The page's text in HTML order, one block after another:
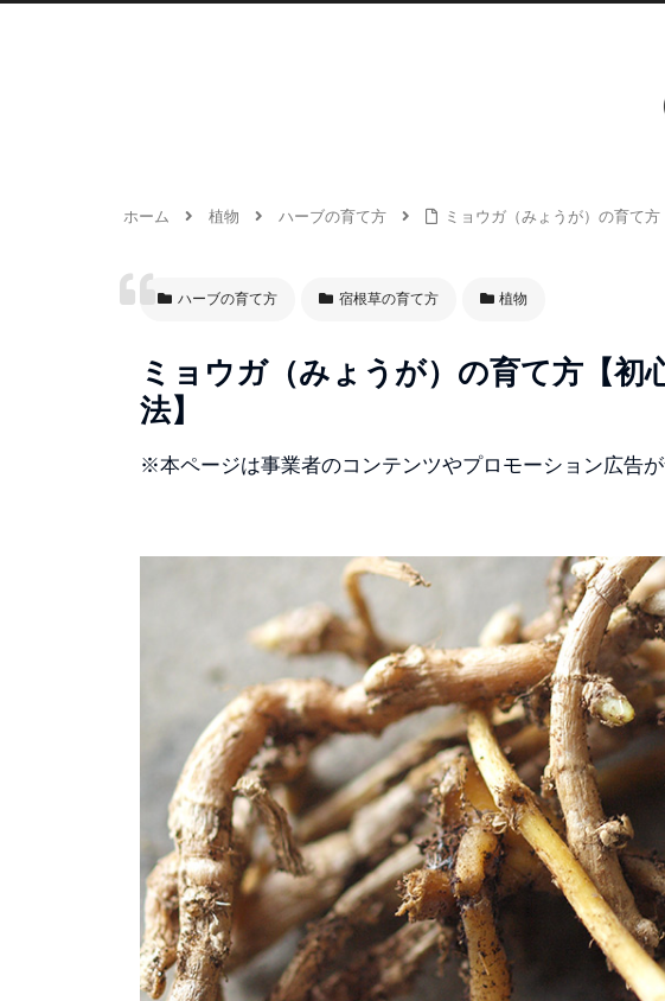
ホーム 植物 ハーブの育て方 ミョウガ（みょうが）の育て
ハーブの育て方 宿根草の育て方 植物
ミョウガ（みょうが）の育て方【初
法】
※本ページは事業者のコンテンツやプロモーション広告が